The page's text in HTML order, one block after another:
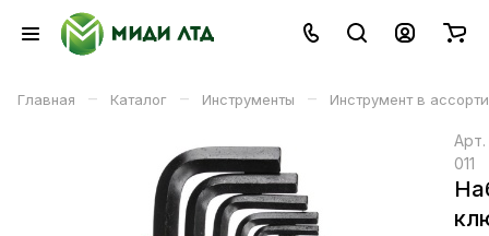
Главная – Каталог – Инструменты – Инструмент в
Арт.
011